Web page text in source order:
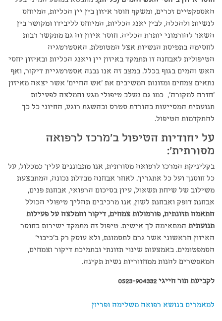
האספקטיים זכרים, ומשקף חוסר איזון בין יין הכליות, המיוחס
לנשיות ולהכלה, לבין יאנג הכליות, המיוחס לליבידו ומקושר בין
השאר להורמוני יותרת הכליה. חוסר איזון זה גם מתקשר רבות
לחסימה בתפיסת הנשיות אצל המטופלת. האסטרטגיה
הטיפולית לאבחנה זו תתמקד באיזון יין ויאנג הכליות ובאיזון יחסי
האש והמים בגוף בכלל. במצב זה אנו נבנה אסטרטגיית דיקור, ואף
נתאים צמחים ומזונות המשיבים את 'אש החיים' אשר יצאה מאיזון
'חזרה למקורה', כמו גם נשלב טיפולי מגע והמלצה לפעילות
תנועתית המסייעות בהורדת סטרס ובהשגת רוגע, החיוני כל כך
להתקדמות הטיפול.
על יחודיות הטיפול ב'מרכז לרפואה
מסורתית':
בקליניקת המרכז לרפואה מסורתית, אנו מתבוננים עליך כמכלול, על
כל חוסנך ועל כל אתגריך. לאחר אבחנה מבדלת נכונה, המתבצעת
משילוב של שיחת תשאול, עיון בסיכום הרפואי, אבחנת פנים,
אבחנת דופק ואבחנת לשון, אנו מרכיבים תהליך טיפולי הכולל
התאמה תזונתית, פורמולות צמחים, דיקור והמלצה על פעילות
תנועתית המתאימה לך אישית. טיפול זה מתמקד ישירות בחוסר
האיזון הראשוני אשר גרם לתסמונת, ולא עוסק רק ב'כיבוי'
הסמפטומים. באמצעות שינוי תזונתי ובתמיכת דיקור וצמחים,
המאפשרים להנות ממחזוריות נשית תקינה.
לקביעת תור חייגי 0523-904332
למאמרים בנושא רפואה משלימה ופריון